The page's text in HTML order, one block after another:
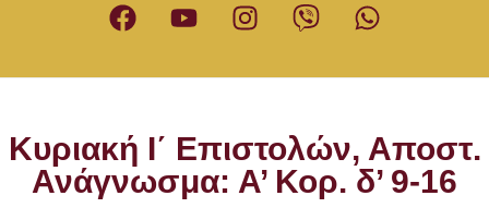
Κυριακή Ι΄ Επιστολών, Αποστ.
Ανάγνωσμα: Α’ Κορ. δ’ 9-16